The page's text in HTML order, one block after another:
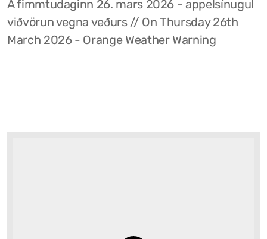
Á fimmtudaginn 26. mars 2026 - appelsínugul
viðvörun vegna veðurs // On Thursday 26th
March 2026 - Orange Weather Warning